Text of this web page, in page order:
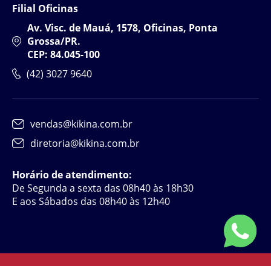
Filial Oficinas
Av. Visc. de Mauá, 1578, Oficinas, Ponta
Grossa/PR.
CEP: 84.045-100
(42) 3027 9640
vendas@kikina.com.br
diretoria@kikina.com.br
Horário de atendimento:
De Segunda a sexta das 08h40 às 18h30
E aos Sábados das 08h40 às 12h40